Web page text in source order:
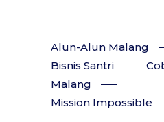
Alun-Alun Malang
Bisnis Santri
Malang
Mission Impossible